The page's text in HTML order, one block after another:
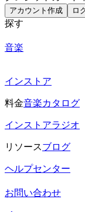
アカウント作成 ロ
探す
音楽
インストア
料金音楽カタログ
インストアラジオ
リソースブログ
ヘルプセンター
お問い合わせ